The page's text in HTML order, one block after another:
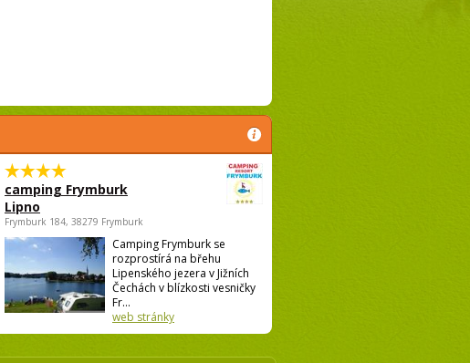
camping Frymburk
Lipno
Frymburk 184, 38279 Frymburk
Camping Frymburk se
rozprostírá na břehu
Lipenského jezera v Jižních
Čechách v blízkosti vesničky
Fr...
web stránky